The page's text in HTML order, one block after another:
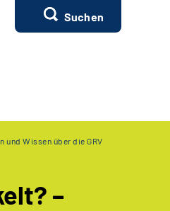
Suchen
und Wissen über die GRV
–